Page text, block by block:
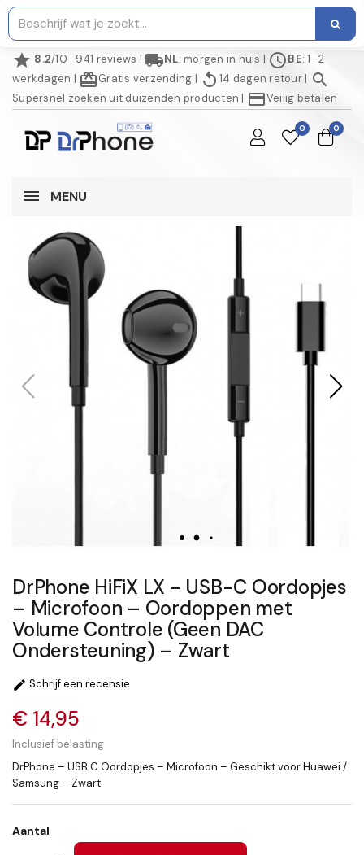
star 8.2/10 · 941 reviews | local_shippingNL: morgen in huis | scheduleBE: 1–2
werkdagen | redeemGratis verzending | replay 14 dagen retour| search
Supersnel zoeken uit duizenden producten | credit_cardVeilig betalen
0 0
MENU
DrPhone HiFiX LX - USB-C Oordopjes
– Microfoon – Oordoppen met
Volume Controle (Geen DAC
Ondersteuning) – Zwart
 Schrijf een recensie
€ 14,95
Inclusief belasting
DrPhone – USB C Oordopjes – Microfoon – Geschikt voor Huawei /
Samsung – Zwart
Aantal